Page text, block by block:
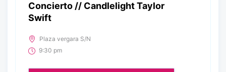
Concierto // Candlelight Taylor
Swift
Plaza vergara S/N
9:30 pm